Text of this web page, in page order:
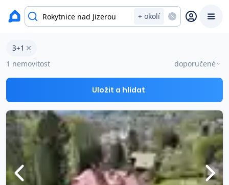
+ okolí
Prodat
Prodej s Reas.cz
Chytrý odhad ceny
Ceny prodaných nemovitostí
Okamžitý výkup
okres Semily
Byty 3+1 na prodej Rokytnice nad Jizerou
3+1
1 nemovitost
doporučené
Uložit a hlídat